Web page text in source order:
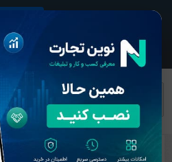
بانک مشاغل وسایل
مکانیک و تنظیم موتور وسایل نقلیه در محل